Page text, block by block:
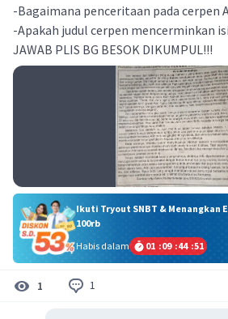
-Bagaimana penceritaan pada cerpen
-Apakah judul cerpen mencerminkan
JAWAB PLIS BG BESOK DIKUMPUL!!!
Ikuti Tryout SNBT & Menangkan
100rb
Habis dalam
01 :09 :44 :51
1 1